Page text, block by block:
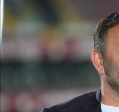
Erişim Bilgileri
Teknoloji